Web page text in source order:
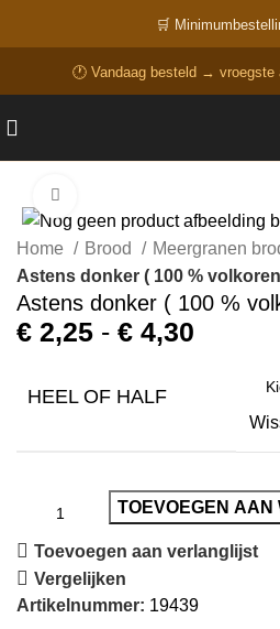
🛒
🕐 Vandaag besteld → vroegste
Home Brood
Meergranen
Astens donker ( 100 %
Astens donker ( 100 %
€ 2,25 - € 4,30
HEEL OF HALF
TOEVOEGEN AAN
Toevoegen aan verlanglijst
Vergelijken
Artikelnummer: 19439